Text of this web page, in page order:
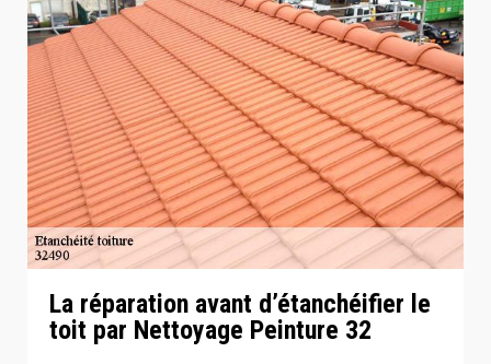
La réparation avant d’étanchéifier le
toit par Nettoyage Peinture 32